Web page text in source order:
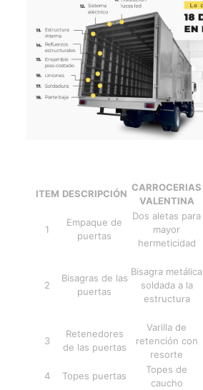
ITEM DESCRIPCIÓN
CARROCERIAS
VALENTINA
1
Empaque de
puertas
Dos aletas para
mayor
hermeticidad
2
Bisagras de las
puertas
Bisagra metálica
soldada a la
estructura
3
Retenedores
de las puertas
Varilla de
retención con
resorte
4 Topes puertas
Topes de
caucho